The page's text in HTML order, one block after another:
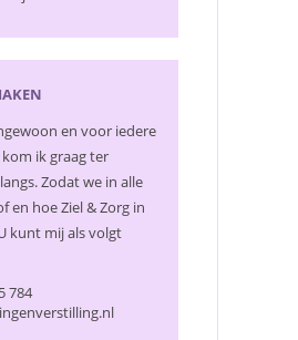
en voor iedere
ik graag ter
Zodat we in alle
en hoe Ziel & Zorg in
kunt mij als volgt
784